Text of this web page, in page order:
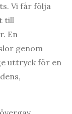
Vi får följa
till
En
genom
uttryck för en